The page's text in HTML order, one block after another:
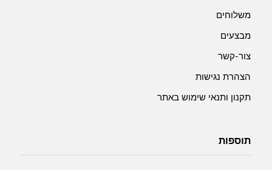
משלוחים
מבצעים
צור-קשר
הצהרת נגישות
תקנון ותנאי שימוש באתר
תוספות